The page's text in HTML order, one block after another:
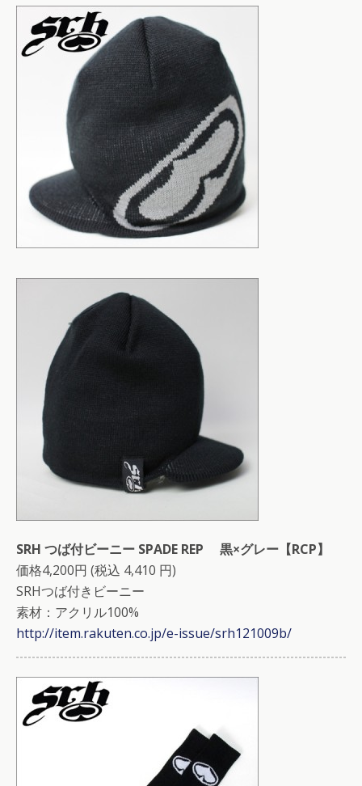
SRH つば付ビーニー SPADE REP 黒×グレー【RCP】
価格4,200円 (税込 4,410 円)
SRHつば付きビーニー
素材：アクリル100%
http://item.rakuten.co.jp/e-issue/srh121009b/